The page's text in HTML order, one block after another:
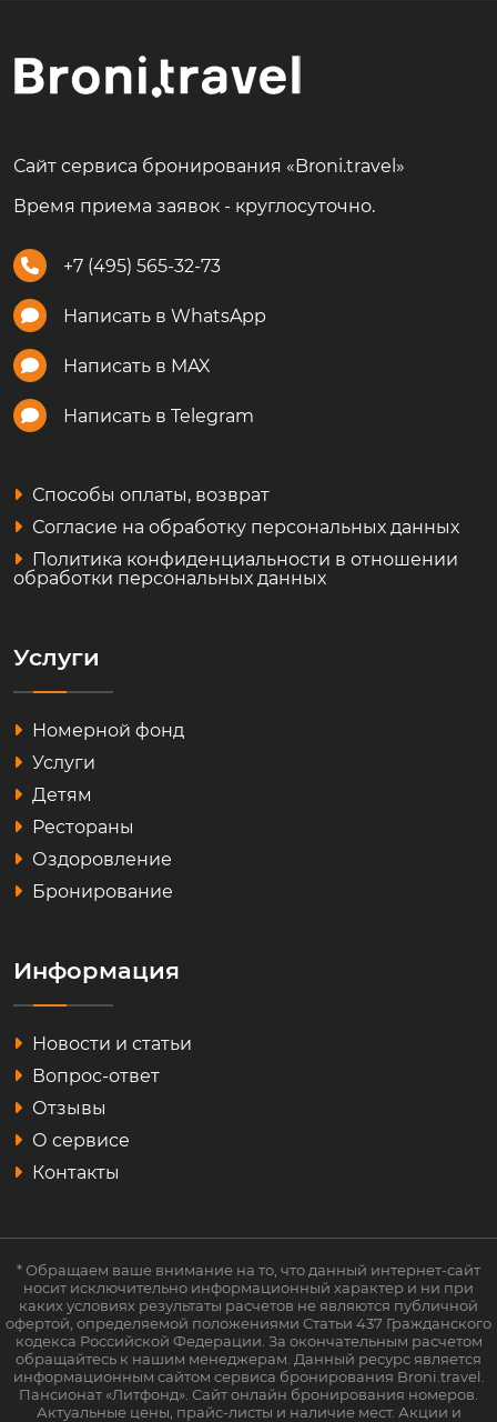
Сайт сервиса бронирования «Broni.travel»
Время приема заявок - круглосуточно.
+7 (495) 565-32-73
Написать в WhatsApp
Написать в MAX
Написать в Telegram
Способы оплаты, возврат
Согласие на обработку персональных данных
Политика конфиденциальности в отношении
обработки персональных данных
Услуги
Номерной фонд
Услуги
Детям
Рестораны
Оздоровление
Бронирование
Информация
Новости и статьи
Вопрос-ответ
Отзывы
О сервисе
Контакты
* Обращаем ваше внимание на то, что данный интернет-сайт
носит исключительно информационный характер и ни при
каких условиях результаты расчетов не являются публичной
офертой, определяемой положениями Статьи 437 Гражданского
кодекса Российской Федерации. За окончательным расчетом
обращайтесь к нашим менеджерам. Данный ресурс является
информационным сайтом сервиса бронирования Broni.travel.
Пансионат «Литфонд». Сайт онлайн бронирования номеров.
Актуальные цены, прайс-листы и наличие мест. Акции и